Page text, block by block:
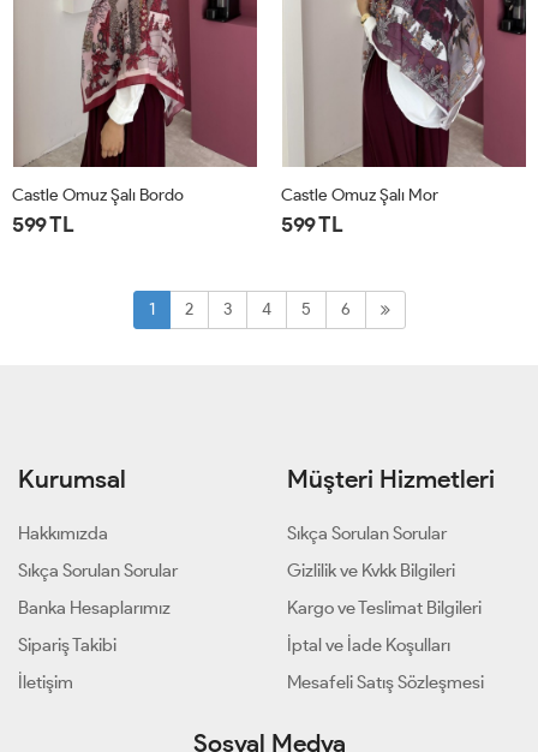
Castle Omuz Şalı Bordo
599 TL
Castle Omuz Şalı Mor
599 TL
1 2 3 4 5 6
Kurumsal
Hakkımızda
Sıkça Sorulan Sorular
Banka Hesaplarımız
Sipariş Takibi
İletişim
Müşteri Hizmetleri
Sıkça Sorulan Sorular
Gizlilik ve Kvkk Bilgileri
Kargo ve Teslimat Bilgileri
İptal ve İade Koşulları
Mesafeli Satış Sözleşmesi
Sosyal Medya